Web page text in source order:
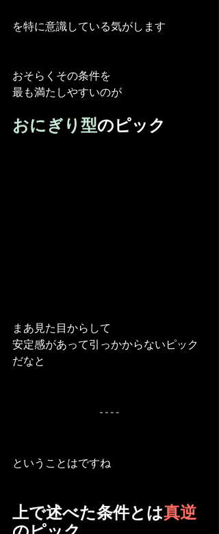
を特に意識している気がします
おそらくその条件を
最も満たしやすいのが
おにぎり型のピック
まあ見た目からして
安定感があって引っかからないピック
だなと
ということはですね
上で述べた条件とは真逆